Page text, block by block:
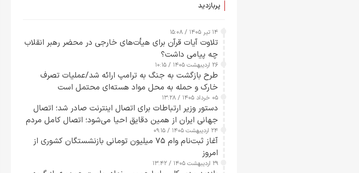
پربازدید
۱۴ تیر ۱۴۰۵ / ۱۵:۰۸
تلاوت آیات قرآن برای هیأت‌های خارجی در محضر رهبر انقلاب
چه پیامی داشت؟
۲۶ اردیبهشت ۱۴۰۵ / ۱۰:۱۵
طرح‌ بازگشت به جنگ به ترامپ ارائه شد/عملیات تصرف
خارک و حمله به محل مواد هسته‌ای محتمل است
۰۵ خرداد ۱۴۰۵ / ۱۳:۲۸
دستور وزیر ارتباطات برای اتصال اینترنت صادر شد؛ اتصال
جهانی ایران از همین دقایق احیا می‌شود؛ اتصال کامل مردم
تا ۲۴ ساعت آینده
۲۴ اردیبهشت ۱۴۰۵ / ۰۹:۱۵
آغاز ثبت‌نام وام ۷۵ میلیون تومانی بازنشستگان کشوری از
امروز
۲۹ اردیبهشت ۱۴۰۵ / ۱۳:۴۲